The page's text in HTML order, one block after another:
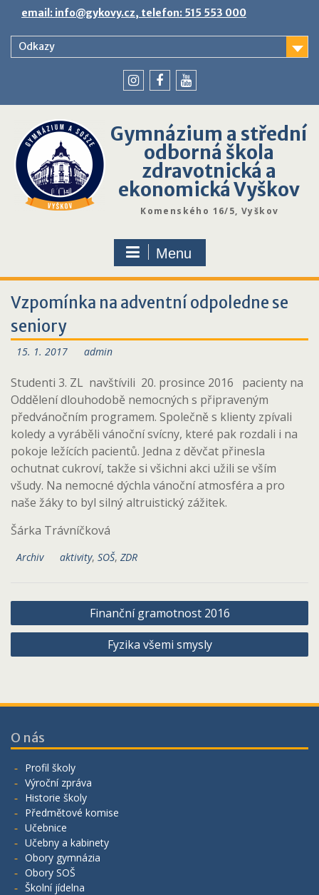
content
email: info@gykovy.cz, telefon: 515 553 000
Odkazy
Gymnázium a střední
odborná škola
zdravotnická a
ekonomická Vyškov
Komenského 16/5, Vyškov
Menu
Vzpomínka na adventní odpoledne se
seniory
15. 1. 2017 admin
Studenti 3. ZL navštívili 20. prosince 2016 pacienty na
Oddělení dlouhodobě nemocných s připraveným
předvánočním programem. Společně s klienty zpívali
koledy a vyráběli vánoční svícny, které pak rozdali i na
pokoje ležících pacientů. Jedna z děvčat přinesla
ochutnat cukroví, takže si všichni akci užili se vším
všudy. Na nemocné dýchla vánoční atmosféra a pro
naše žáky to byl silný altruistický zážitek.
Šárka Trávníčková
Archiv aktivity, SOŠ, ZDR
Navigace
pro
Finanční gramotnost 2016
Fyzika všemi smysly
O nás
Profil školy
Výroční zpráva
Historie školy
Předmětové komise
Učebnice
Učebny a kabinety
Obory gymnázia
Obory SOŠ
Školní jídelna